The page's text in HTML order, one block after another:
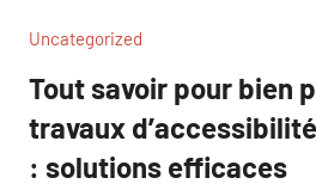
Uncategorized
Tout savoir pour bien
travaux
: solutions efficaces